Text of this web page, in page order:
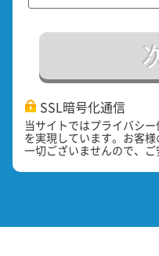
SSL暗号化通信
当サイトではプライバシー
を実現しています。お客
一切ございませんので、ご